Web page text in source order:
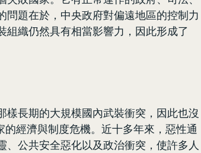
題在於，中央政府對偏遠地區的控制力
織仍然具有相當影響力，因此形成了
長期的大規模國內武裝衝突，因此也沒
經濟與制度危機。近十多年來，惡性通
公共安全惡化以及政治衝突，使許多人